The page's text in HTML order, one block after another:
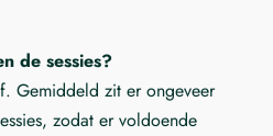
de sessies?
Gemiddeld zit er ongeveer
zodat er voldoende